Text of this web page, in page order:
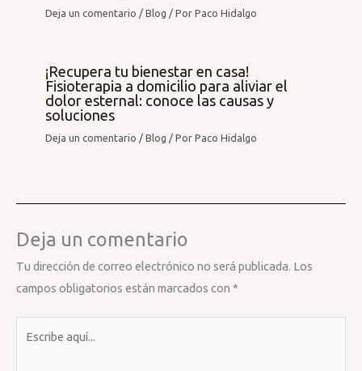
Deja un comentario /Blog / PorPaco Hidalgo
¡Recupera tu bienestar en casa!
Fisioterapia a domicilio para aliviar el
dolor esternal: conoce las causas y
soluciones
Deja un comentario /Blog / PorPaco Hidalgo
Deja un comentario
Tu dirección de correo electrónico no será publicada. Los
campos obligatorios están marcados con *